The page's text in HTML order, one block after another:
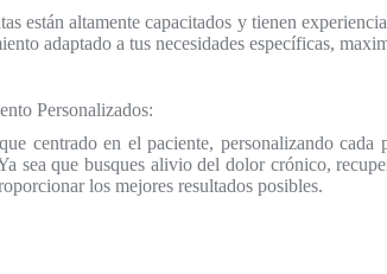
están altamente capacitados y tienen
adaptado a tus necesidades específicas,
Personalizados:
centrado en el paciente, personalizando
sea que busques alivio del dolor crónico,
los mejores resultados posibles.